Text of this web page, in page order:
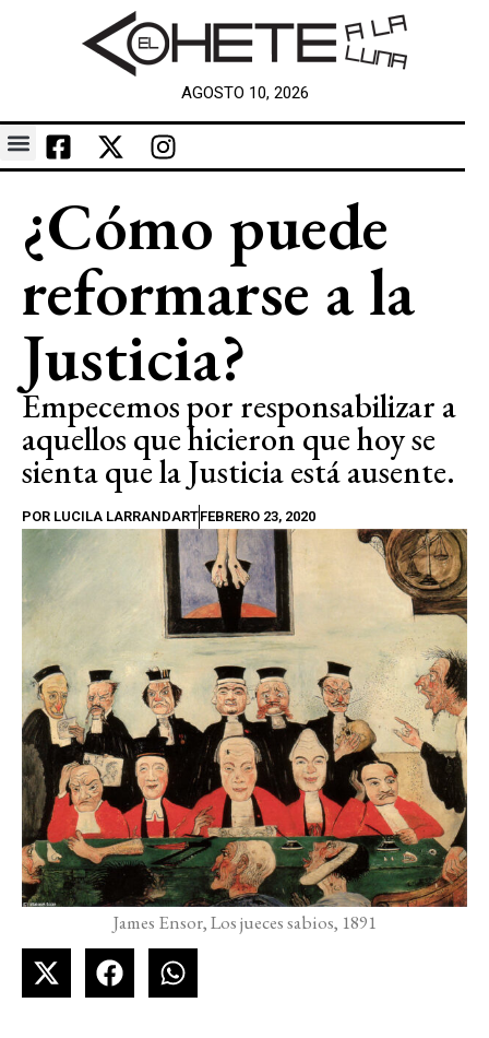
AGOSTO 10, 2026
¿Cómo puede
reformarse a la
Justicia?
Empecemos por responsabilizar a
aquellos que hicieron que hoy se
sienta que la Justicia está ausente.
POR LUCILA LARRANDARTFEBRERO 23, 2020
James Ensor, Los jueces sabios, 1891